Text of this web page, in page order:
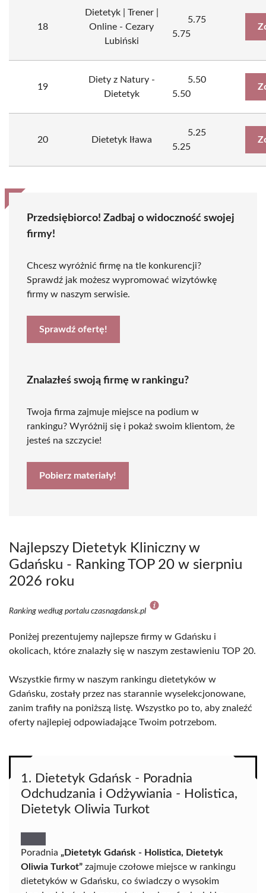
18
Dietetyk | Trener |
Online - Cezary
Lubiński
5.75
5.75
19
Diety z Natury -
Dietetyk
5.50
5.50
20 Dietetyk Iława
5.25
5.25
Przedsiębiorco! Zadbaj o widoczność swojej
firmy!
Chcesz wyróżnić firmę na tle konkurencji?
Sprawdź jak możesz wypromować wizytówkę
firmy w naszym serwisie.
Sprawdź ofertę!
Znalazłeś swoją firmę w rankingu?
Twoja firma zajmuje miejsce na podium w
rankingu? Wyróżnij się i pokaż swoim klientom, że
jesteś na szczycie!
Pobierz materiały!
Najlepszy Dietetyk Kliniczny w
Gdańsku - Ranking TOP 20 w sierpniu
2026 roku
Ranking według portalu czasnagdansk.pl
Poniżej prezentujemy najlepsze firmy w Gdańsku i
okolicach, które znalazły się w naszym zestawieniu TOP 20.
Wszystkie firmy w naszym rankingu dietetyków w
Gdańsku, zostały przez nas starannie wyselekcjonowane,
zanim trafiły na poniższą listę. Wszystko po to, aby znaleźć
oferty najlepiej odpowiadające Twoim potrzebom.
1. Dietetyk Gdańsk - Poradnia
Odchudzania i Odżywiania - Holistica,
Dietetyk Oliwia Turkot
Poradnia „Dietetyk Gdańsk - Holistica, Dietetyk
Oliwia Turkot” zajmuje czołowe miejsce w rankingu
dietetyków w Gdańsku, co świadczy o wysokim